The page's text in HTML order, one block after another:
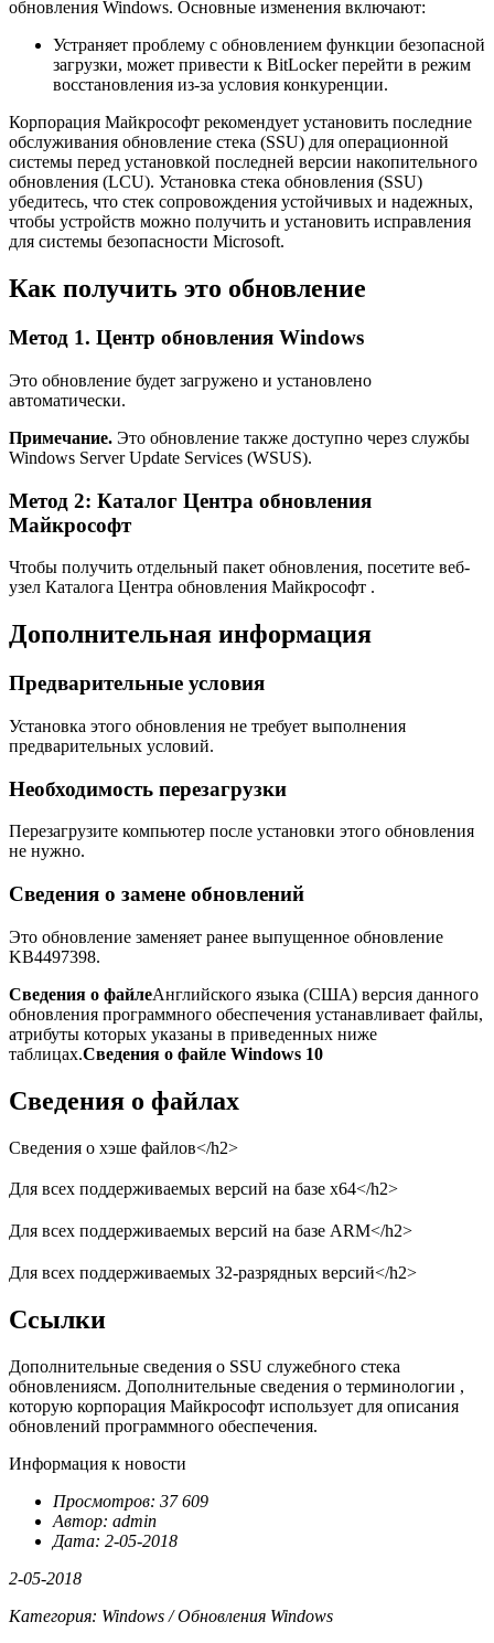
обновления Windows. Основные изменения включают:
Устраняет проблему с обновлением функции безопасной
загрузки, может привести к BitLocker перейти в режим
восстановления из-за условия конкуренции.
Корпорация Майкрософт рекомендует установить последние
обслуживания обновление стека (SSU) для операционной
системы перед установкой последней версии накопительного
обновления (LCU). Установка стека обновления (SSU)
убедитесь, что стек сопровождения устойчивых и надежных,
чтобы устройств можно получить и установить исправления
для системы безопасности Microsoft.
Как получить это обновление
Метод 1. Центр обновления Windows
Это обновление будет загружено и установлено
автоматически.
Примечание. Это обновление также доступно через cлужбы
Windows Server Update Services (WSUS).
Метод 2: Каталог Центра обновления
Майкрософт
Чтобы получить отдельный пакет обновления, посетите веб-
узел Каталога Центра обновления Майкрософт .
Дополнительная информация
Предварительные условия
Установка этого обновления не требует выполнения
предварительных условий.
Необходимость перезагрузки
Перезагрузите компьютер после установки этого обновления
не нужно.
Сведения о замене обновлений
Это обновление заменяет ранее выпущенное обновление
KB4497398.
Сведения о файлеАнглийского языка (США) версия данного
обновления программного обеспечения устанавливает файлы,
атрибуты которых указаны в приведенных ниже
таблицах.Сведения о файле Windows 10
Сведения о файлах
Сведения о хэше файлов</h2>
Для всех поддерживаемых версий на базе x64</h2>
Для всех поддерживаемых версий на базе ARM</h2>
Для всех поддерживаемых 32-разрядных версий</h2>
Ссылки
Дополнительные сведения о SSU служебного стека
обновлениясм. Дополнительные сведения о терминологии ,
которую корпорация Майкрософт использует для описания
обновлений программного обеспечения.
Информация к новости
Просмотров: 37 609
Автор: admin
Дата: 2-05-2018
2-05-2018
Категория: Windows / Обновления Windows